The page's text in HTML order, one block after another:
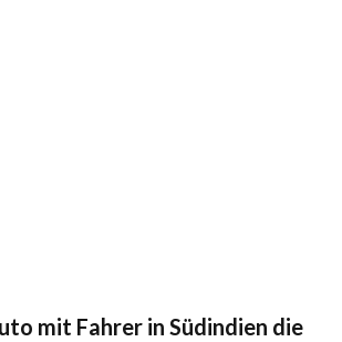
mit Fahrer in Südindien die